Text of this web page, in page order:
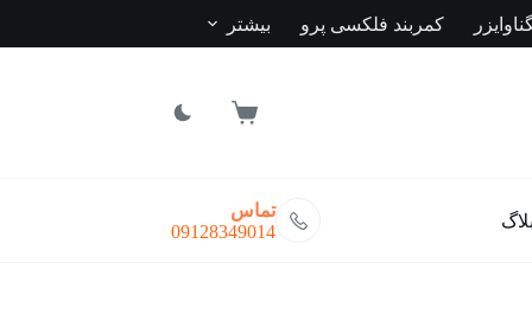
کمربند فلکسی پرو بیشتر
سبد
تماس
09128349014